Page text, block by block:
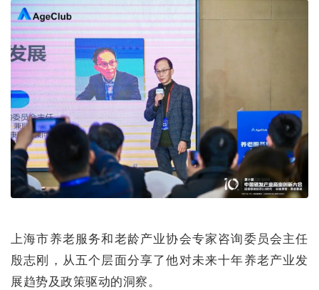
上海市养老服务和老龄产业协会专家咨询委员会主任
殷志刚，从五个层面分享了他对未来十年养老产业发
展趋势及政策驱动的洞察。